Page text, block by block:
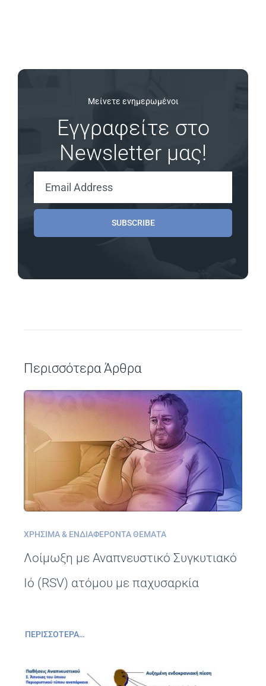
Μείνετε ενημερωμένοι
Εγγραφείτε στο
Newsletter μας!
SUBSCRIBE
Περισσότερα Άρθρα
ΧΡΉΣΙΜΑ & ΕΝΔΙΑΦΈΡΟΝΤΑ ΘΈΜΑΤΑ
Λοίμωξη με Αναπνευστικό Συγκυτιακό
Ιό (RSV) ατόμου με παχυσαρκία
ΠΕΡΙΣΣΌΤΕΡΑ…